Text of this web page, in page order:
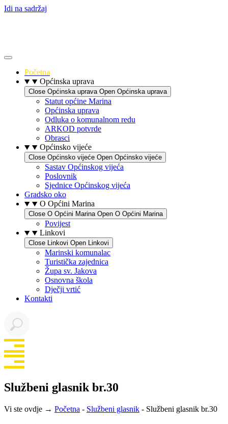
Idi na sadržaj
Početna
Općinska uprava
Close Općinska uprava Open Općinska uprava
Statut općine Marina
Općinska uprava
Odluka o komunalnom redu
ARKOD potvrde
Obrasci
Općinsko vijeće
Close Općinsko vijeće Open Općinsko vijeće
Sastav Općinskog vijeća
Poslovnik
Sjednice Općinskog vijeća
Gradsko oko
O Općini Marina
Close O Općini Marina Open O Općini Marina
Povijest
Linkovi
Close Linkovi Open Linkovi
Marinski komunalac
Turistička zajednica
Župa sv. Jakova
Osnovna škola
Dječji vrtić
Kontakti
Službeni glasnik br.30
Vi ste ovdje → Početna - Službeni glasnik - Službeni glasnik br.30